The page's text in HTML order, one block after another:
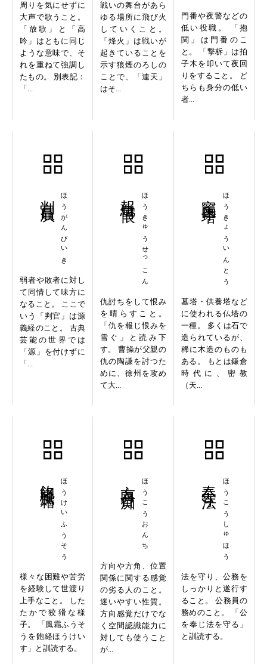
周りを気にせずに
大声で歌うこと。
「放歌」と「高
吟」はともに同じ
ような意味で、そ
れを重ねて強調し
たもの。 別表記：
「...
戦いの舞台があら
ゆる場所に飛び火
していくこと。
「烽火」は戦いが
起きていることを
示す狼煙のろしの
ことで、「連天」
はそ...
門番や夜警などの
低い役職。 「抱
関」は門番のこ
と。 「撃柝」は拍
子木を叩いて夜回
りをすること。 ど
ちらも身分の低い
者...
ほうがんびいき
弱者や敗者に対し
て同情して味方に
なること。 ここで
いう「判官」は源
義経のこと。 古典
芸能の世界では
「源」を付けずに
「...
ほうきゅうせっこん
仇討ちをして恨み
を晴らすこと。
「仇を報じ恨みを
雪ぐ」と読み下
す。 曹操が父親の
仇の陶謙を討つた
めに、徐州を攻め
て大...
ほうきょういんとう
墓塔・供養塔など
に使われる仏塔の
一種。 多くは石で
造られているが、
稀に木造のものも
ある。 もとは鎌倉
時代に、密教
（天...
ほうけいふうそう
様々な困難や苦労
を経験して世渡り
上手なこと。 した
たかで狡猾な様
子。 「風霜ふうそ
うを飽経ほうけい
す」と訓読する。
ほうこうおんち
方向や方角、位置
関係に関する感覚
の劣る人のこと。
迷いやすい性質。
方向感覚だけでな
く空間認識能力に
対しても使うこと
が...
ほうこうしゅほう
法を守り、公務を
しっかりと遂行す
ること。 公務員の
務めのこと。 「公
を奉じ法を守る」
と訓読する。